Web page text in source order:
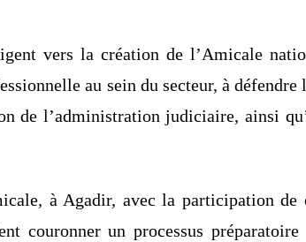
vers la création de l’Amicale
au sein du secteur, à
de l’administration judiciaire, ainsi
à Agadir, avec la participation
couronner un processus